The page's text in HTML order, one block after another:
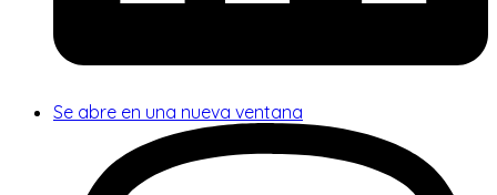
Se abre en una nueva ventana